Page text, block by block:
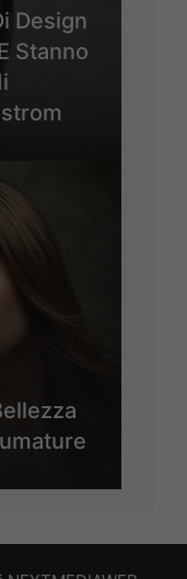
Design
Stanno